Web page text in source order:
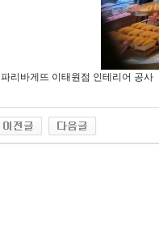
파리바게뜨 이태원점 인테리어 공사